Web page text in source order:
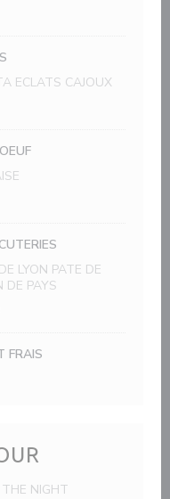
ECLATS CAJOUX
LYON PATE DE
DE PAYS
FRAIS
NIGHT